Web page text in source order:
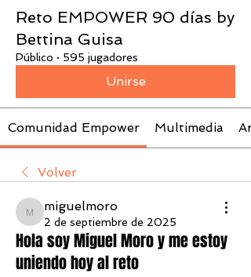
Reto EMPOWER 90 días by
Bettina Guisa
Público · 595 jugadores
Unirse
Comunidad Empower Multimedia
Volver
miguelmoro
miguelmoro
2 de septiembre de 2025
Hola soy Miguel Moro y me estoy
uniendo hoy al reto